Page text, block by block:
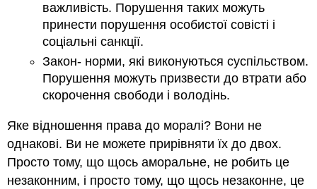
важливість. Порушення таких можуть
принести порушення особистої совісті і
соціальні санкції.
Закон- норми, які виконуються суспільством.
Порушення можуть призвести до втрати або
скорочення свободи і володінь.
Яке відношення права до моралі? Вони не
однакові. Ви не можете прирівняти їх до двох.
Просто тому, що щось аморальне, не робить це
незаконним, і просто тому, що щось незаконне, це